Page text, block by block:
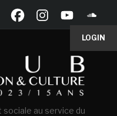
LOGIN
au service du